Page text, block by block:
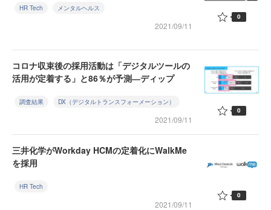
HR Tech メンタルヘルス
2021/09/11
0
コロナ収束後の採用活動は「デジタルツールの
活用が定着する」と86％が予測―ディップ
調査結果 DX（デジタルトランスフォーメーション）
2021/09/11
0
三井化学がWorkday HCMの定着化にWalkMe
を採用
HR Tech
2021/09/11
0